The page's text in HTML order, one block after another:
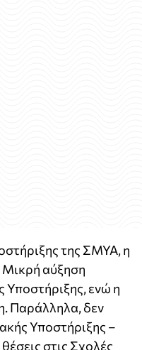
της ΣΜΥΑ, η
Μικρή αύξηση
Υποστήριξης, ενώ η
Παράλληλα, δεν
Υποστήριξης –
στις Σχολές